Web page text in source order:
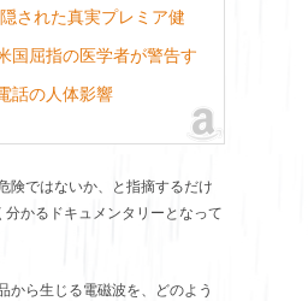
された真実プレミア健
国屈指の医学者が警告す
話の人体影響
険ではないか、と指摘するだけ
分かるドキュメンタリーとなって
から生じる電磁波を、どのよう